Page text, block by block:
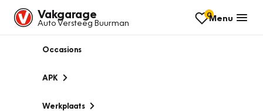
Vakgarage
Auto Versteeg Buurman
0Menu
Occasions
APK
Werkplaats